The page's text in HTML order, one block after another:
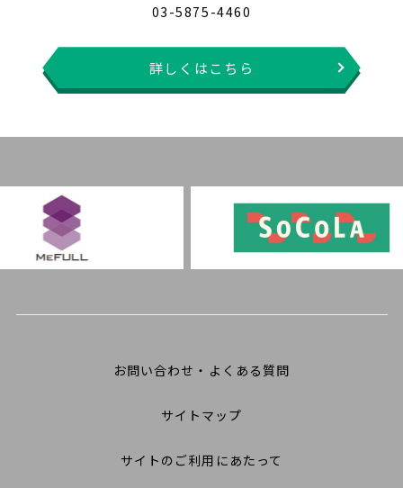
03-5875-4460
詳しくはこちら
お問い合わせ・よくある質問
サイトマップ
サイトのご利用にあたって